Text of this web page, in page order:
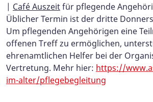
| Café Auszeitfür pflegende
Üblicher Termin ist der dritte
Um pflegenden Angehörigen eine
offenen Treff zu ermöglichen,
ehrenamtlichen Helfer bei der
Vertretung. Mehr hier: https://
im-alter/pflegebegleitung